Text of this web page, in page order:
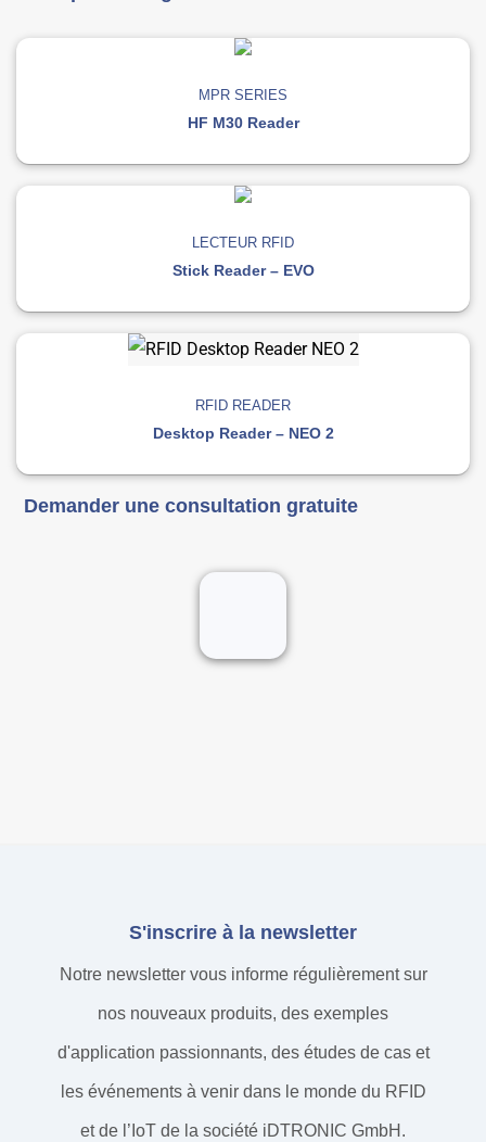
MPR SERIES
HF M30 Reader
LECTEUR RFID
Stick Reader – EVO
RFID READER
Desktop Reader – NEO 2
Demander une consultation gratuite
S'inscrire à la newsletter
Notre newsletter vous informe régulièrement sur
nos nouveaux produits, des exemples
d'application passionnants, des études de cas et
les événements à venir dans le monde du RFID
et de l’IoT de la société iDTRONIC GmbH.